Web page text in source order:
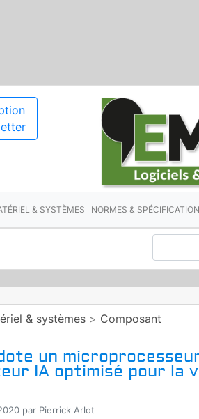
& SYSTÈMES NORMES &
& systèmes > Composant
un
IA optimisé pour la
par Pierrick Arlot